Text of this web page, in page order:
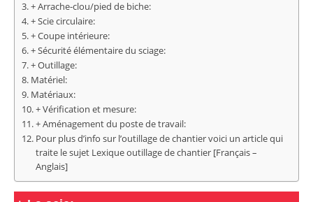
+ Arrache-clou/pied de biche:
+ Scie circulaire:
+ Coupe intérieure:
+ Sécurité élémentaire du sciage:
+ Outillage:
Matériel:
Matériaux:
+ Vérification et mesure:
+ Aménagement du poste de travail:
Pour plus d’info sur l’outillage de chantier voici un article qui
traite le sujet Lexique outillage de chantier [Français –
Anglais]